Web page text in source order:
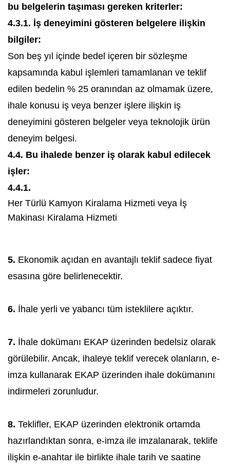
bu belgelerin taşıması gereken kriterler:
4.3.1. İş deneyimini gösteren belgelere ilişkin
bilgiler:
Son beş yıl içinde bedel içeren bir sözleşme
kapsamında kabul işlemleri tamamlanan ve teklif
edilen bedelin % 25 oranından az olmamak üzere,
ihale konusu iş veya benzer işlere ilişkin iş
deneyimini gösteren belgeler veya teknolojik ürün
deneyim belgesi.
4.4. Bu ihalede benzer iş olarak kabul edilecek
işler:
4.4.1.
Her Türlü Kamyon Kiralama Hizmeti veya İş
Makinası Kiralama Hizmeti
5. Ekonomik açıdan en avantajlı teklif sadece fiyat
esasına göre belirlenecektir.
6. İhale yerli ve yabancı tüm isteklilere açıktır.
7. İhale dokümanı EKAP üzerinden bedelsiz olarak
görülebilir. Ancak, ihaleye teklif verecek olanların, e-
imza kullanarak EKAP üzerinden ihale dokümanını
indirmeleri zorunludur.
8. Teklifler, EKAP üzerinden elektronik ortamda
hazırlandıktan sonra, e-imza ile imzalanarak, teklife
ilişkin e-anahtar ile birlikte ihale tarih ve saatine